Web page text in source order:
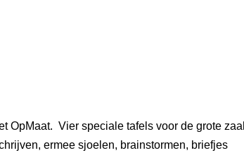
OpMaat. Vier speciale tafels voor de grote
ermee sjoelen, brainstormen, briefjes